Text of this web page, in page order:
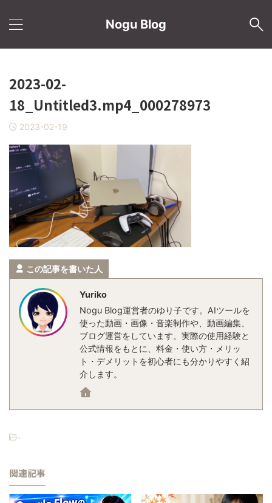
Nogu Blog
2023-02-
18_Untitled3.mp4_000278973
2023-02-19
この記事を書いた人
Yuriko
Nogu Blog運営者のゆり子です。AIツールを
使った動画・画像・音楽制作や、動画編集、
ブログ運営をしています。実際の使用経験と
公式情報をもとに、料金・使い方・メリッ
ト・デメリットを初心者にも分かりやすく紹
介します。
-
関連記事